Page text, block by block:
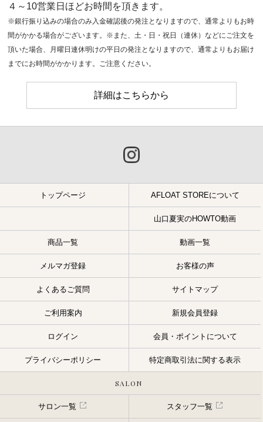
４～10営業日ほどお時間を頂きます。
※銀行振り込みの場合のみ入金確認後の発注となりますので、通常よりもお時
間がかかる場合がございます。※また、土・日・祝日（連休）などにご注文を
頂いた場合、月曜日連休明けの平日の発注となりますので、通常よりもお届け
までにお時間がかかります。ご注意ください。
詳細はこちらから
トップページ AFLOAT STOREについて
山口夏実のHOWTO動画
商品一覧 動画一覧
メルマガ登録 お客様の声
よくあるご質問 サイトマップ
ご利用案内 新規会員登録
ログイン 会員・ポイントについて
プライバシーポリシー 特定商取引法に関する表示
SALON
サロン一覧 スタッフ一覧